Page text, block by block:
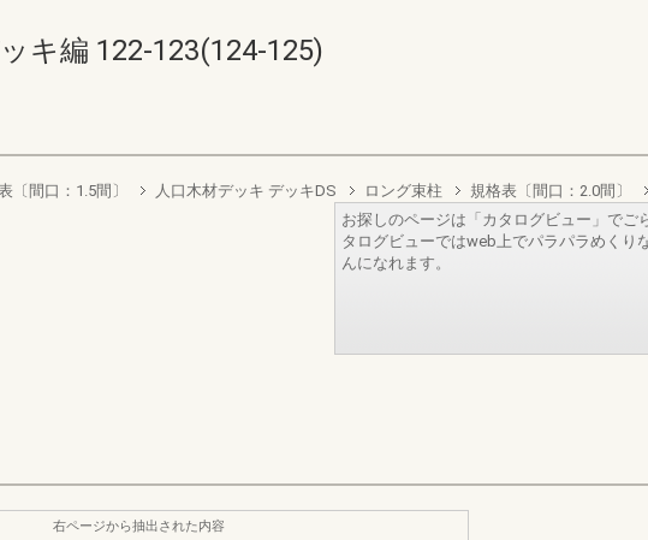
キ編 122-123(124-125)
〔間口：1.5間〕 人口木材デッキ デッキDS ロング束柱 規格表〔間口：2.0間〕
お探しのページは「カタログビュー」でご
タログビューではweb上でパラパラめくり
んになれます。
右ページから抽出された内容